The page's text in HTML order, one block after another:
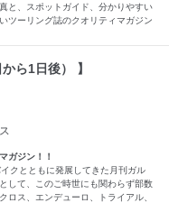
と、スポットガイド、分かりやすい
ツーリング誌のクオリティマガジン
ら1日後） 】
ガジン！！
クとともに発展してきた月刊ガル
して、このご時世にも関わらず部数
ロス、エンデューロ、トライアル、